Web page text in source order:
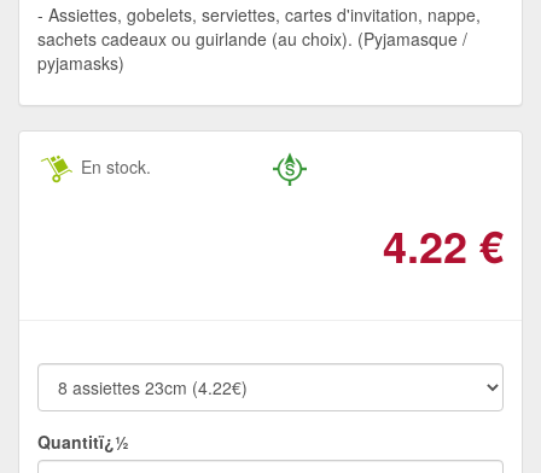
Assiettes, gobelets, serviettes, cartes d'invitation, nappe,
sachets cadeaux ou guirlande (au choix). (Pyjamasque /
pyjamasks)
En stock.
4.22 €
Quantitï¿½